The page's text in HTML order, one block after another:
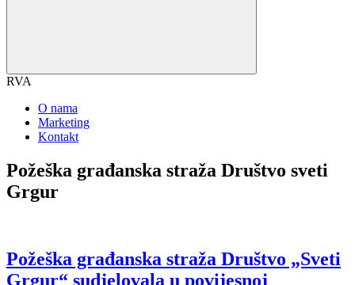
RVA
O nama
Marketing
Kontakt
Požeška građanska straža Društvo sveti
Grgur
Požeška građanska straža Društvo „Sveti
Grgur“ sudjelovala u povijesnoj